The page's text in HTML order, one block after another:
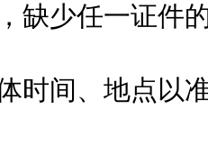
缺少任一证件
间、地点以准